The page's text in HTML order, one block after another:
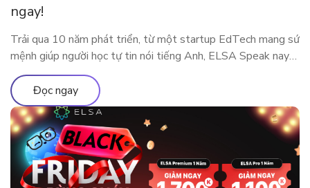
ngay!
Trải qua 10 năm phát triển, từ một startup EdTech mang sứ
mệnh giúp người học tự tin nói tiếng Anh, ELSA Speak nay
đã trở thành nền tảng luyện phát âm và giao tiếp ứng dụng
AI được hàng triệu người dùng tại nhiều quốc gia tin tưởng
lựa chọn. Cột mốc 10 năm […]
Đọc ngay